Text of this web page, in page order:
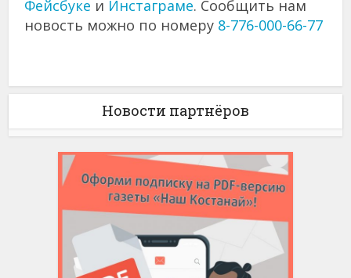
Фейсбуке и Инстаграме. Сообщить нам
новость можно по номеру 8-776-000-66-77
Новости партнёров